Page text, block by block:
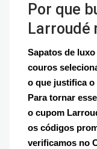
Por que
Larroudé
Sapatos de
couros
o que justifica o
Para tornar
o cupom
os códigos
verificamos no